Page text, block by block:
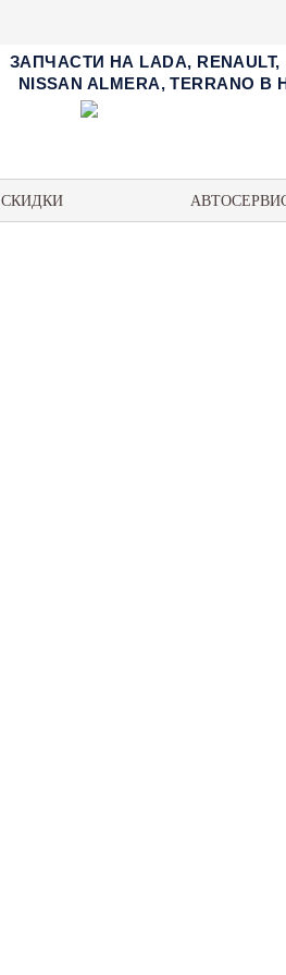
ЗАПЧАСТИ НА LADA, RENAULT,
NISSAN ALMERA, TERRANO
СКИДКИ